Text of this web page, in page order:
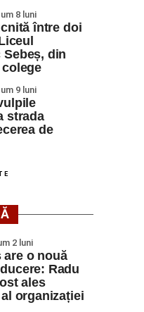
8 luni
între doi
din
9 luni
strada
de
2 luni
are o nouă
Radu
ales
organizației